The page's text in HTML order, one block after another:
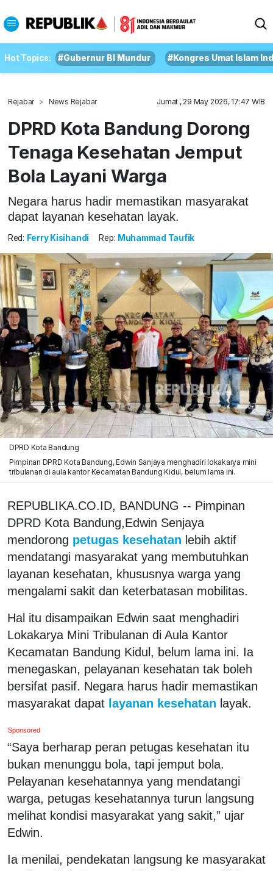
Hot Topics: #Gubernur BI Mundur #Kongres Umat Islam
Rejabar News Rejabar Jumat , 29 May 2026, 17:47 WIB
DPRD Kota Bandung Dorong
Tenaga Kesehatan Jemput
Bola Layani Warga
Negara harus hadir memastikan masyarakat
dapat layanan kesehatan layak.
Red: Ferry Kisihandi Rep: Muhammad Taufik
DPRD Kota Bandung
Pimpinan DPRD Kota Bandung, Edwin Sanjaya menghadiri lokakarya mini
tribulanan di aula kantor Kecamatan Bandung Kidul, belum lama ini.
REPUBLIKA.CO.ID, BANDUNG -- Pimpinan
DPRD Kota Bandung,Edwin Senjaya
mendorong petugas kesehatan lebih aktif
mendatangi masyarakat yang membutuhkan
layanan kesehatan, khususnya warga yang
mengalami sakit dan keterbatasan mobilitas.
Hal itu disampaikan Edwin saat menghadiri
Lokakarya Mini Tribulanan di Aula Kantor
Kecamatan Bandung Kidul, belum lama ini. Ia
menegaskan, pelayanan kesehatan tak boleh
bersifat pasif. Negara harus hadir memastikan
masyarakat dapat layanan kesehatan layak.
Sponsored
“Saya berharap peran petugas kesehatan itu
bukan menunggu bola, tapi jemput bola.
Pelayanan kesehatannya yang mendatangi
warga, petugas kesehatannya turun langsung
melihat kondisi masyarakat yang sakit,” ujar
Edwin.
Ia menilai, pendekatan langsung ke masyarakat